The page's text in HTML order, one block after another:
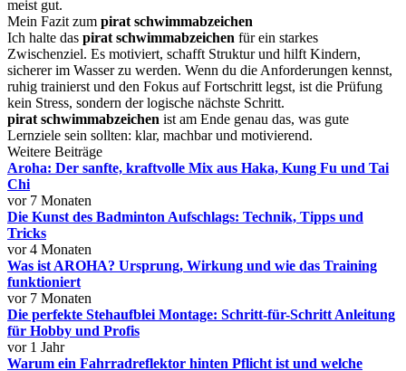
meist gut.
Mein Fazit zum pirat schwimmabzeichen
Ich halte das pirat schwimmabzeichen für ein starkes
Zwischenziel. Es motiviert, schafft Struktur und hilft Kindern,
sicherer im Wasser zu werden. Wenn du die Anforderungen kennst,
ruhig trainierst und den Fokus auf Fortschritt legst, ist die Prüfung
kein Stress, sondern der logische nächste Schritt.
pirat schwimmabzeichen ist am Ende genau das, was gute
Lernziele sein sollten: klar, machbar und motivierend.
Weitere Beiträge
Aroha: Der sanfte, kraftvolle Mix aus Haka, Kung Fu und Tai
Chi
vor 7 Monaten
Die Kunst des Badminton Aufschlags: Technik, Tipps und
Tricks
vor 4 Monaten
Was ist AROHA? Ursprung, Wirkung und wie das Training
funktioniert
vor 7 Monaten
Die perfekte Stehaufblei Montage: Schritt-für-Schritt Anleitung
für Hobby und Profis
vor 1 Jahr
Warum ein Fahrradreflektor hinten Pflicht ist und welche